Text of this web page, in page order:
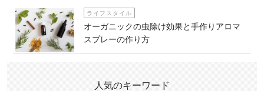
ライフスタイル
オーガニックの虫除け効果と手作りアロマ
スプレーの作り方
人気のキーワード